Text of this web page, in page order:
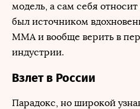
модель, а сам себя
был источником
ММА и вообще верить в
индустрии.
Взлет в России
Парадокс, но широкой